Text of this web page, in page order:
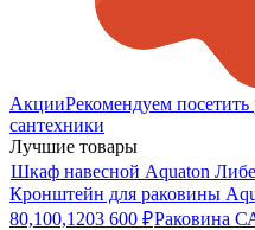
АкцииРекомендуем
сантехники
Лучшие товары
Шкаф навесной Aquaton
Кронштейн для раковины
80,100,1203 600 ₽Раковина